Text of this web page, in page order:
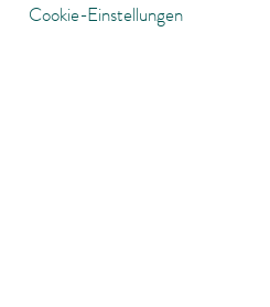
Cookie-Einstellungen